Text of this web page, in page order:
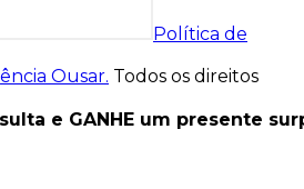
Política de
Ousar. Todos os direitos
e GANHE um presente